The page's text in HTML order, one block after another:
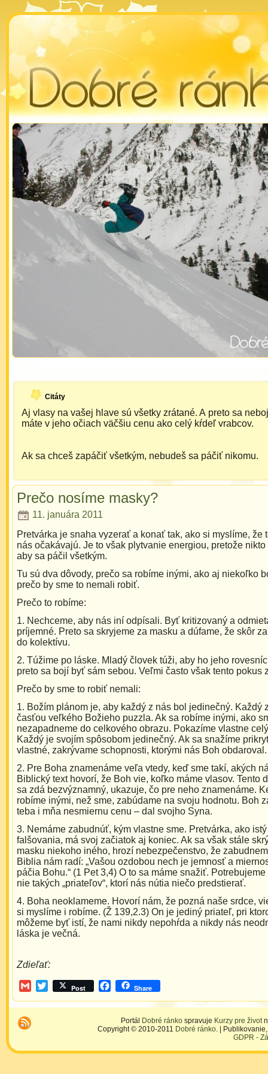
Citáty
Aj vlasy na vašej hlave sú všetky zrátané. A preto sa
máte v jeho očiach väčšiu cenu ako celý kŕdeľ vrabcov.
Ak sa chceš zapáčiť všetkým, nebudeš sa páčiť nikomu.
Prečo nosíme masky?
11. januára 2011
Pretvárka je snaha vyzerať a konať tak, ako si myslíme, že
nás očakávajú. Je to však plytvanie energiou, pretože
aby sa páčil všetkým.
Tu sú dva dôvody, prečo sa robíme inými, ako aj niekoľko
prečo by sme to nemali robiť.
Prečo to robíme:
1. Nechceme, aby nás iní odpísali. Byť kritizovaný a
príjemné. Preto sa skryjeme za masku a dúfame, že skôr
do kolektívu.
2. Túžime po láske. Mladý človek túži, aby ho jeho
preto sa bojí byť sám sebou. Veľmi často však tento pokus
Prečo by sme to robiť nemali:
1. Božím plánom je, aby každý z nás bol jedinečný. Každý
časťou veľkého Božieho puzzla. Ak sa robíme inými, ako
nezapadneme do celkového obrazu. Pokazíme vlastne
Každý je svojím spôsobom jedinečný. Ak sa snažíme
vlastné, zakrývame schopnosti, ktorými nás Boh obdaroval.
2. Pre Boha znamenáme veľa vtedy, keď sme takí, akých
Biblický text hovorí, že Boh vie, koľko máme vlasov. Tento
sa zdá bezvýznamný, ukazuje, čo pre neho znamenáme.
robíme inými, než sme, zabúdame na svoju hodnotu. Boh
teba i mňa nesmiernu cenu – dal svojho Syna.
3. Nemáme zabudnúť, kým vlastne sme. Pretvárka, ako
falšovania, má svoj začiatok aj koniec. Ak sa však stále
masku niekoho iného, hrozí nebezpečenstvo, že
Biblia nám radí: „Vašou ozdobou nech je jemnosť a
páčia Bohu.“ (1 Pet 3,4) O to sa máme snažiť.
nie takých „priateľov“, ktorí nás nútia niečo predstierať.
4. Boha neoklameme. Hovorí nám, že pozná naše srdce,
si myslíme i robíme. (Ž 139,2.3) On je jediný priateľ, pri
môžeme byť istí, že nami nikdy nepohŕda a nikdy nás
láska je večná.
Zdieľať:
GmailTwitterPost Facebook
Share
Portál Dobré ránko spravuje Kurzy pre život
Copyright © 2010-2011 Dobré ránko. |
GDPR -